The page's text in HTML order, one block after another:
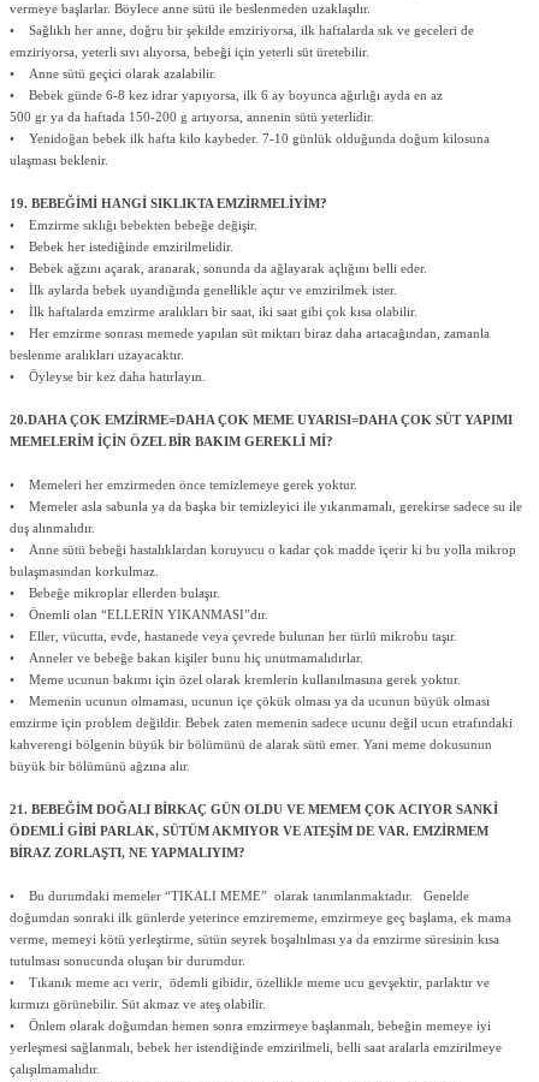
vermeye başlarlar. Böylece anne sütü ile beslenmeden uzaklaşılır.
• Sağlıklı her anne, doğru bir şekilde emziriyorsa, ilk haftalarda sık ve geceleri de
emziriyorsa, yeterli sıvı alıyorsa, bebeği için yeterli süt üretebilir.
• Anne sütü geçici olarak azalabilir.
• Bebek günde 6-8 kez idrar yapıyorsa, ilk 6 ay boyunca ağırlığı ayda en az
500 gr ya da haftada 150-200 g artıyorsa, annenin sütü yeterlidir.
• Yenidoğan bebek ilk hafta kilo kaybeder. 7-10 günlük olduğunda doğum kilosuna
ulaşması beklenir.
19. BEBEĞİMİ HANGİ SIKLIKTA EMZİRMELİYİM?
• Emzirme sıklığı bebekten bebeğe değişir.
• Bebek her istediğinde emzirilmelidir.
• Bebek ağzını açarak, aranarak, sonunda da ağlayarak açlığını belli eder.
• İlk aylarda bebek uyandığında genellikle açtır ve emzirilmek ister.
• İlk haftalarda emzirme aralıkları bir saat, iki saat gibi çok kısa olabilir.
• Her emzirme sonrası memede yapılan süt miktarı biraz daha artacağından, zamanla
beslenme aralıkları uzayacaktır.
• Öyleyse bir kez daha hatırlayın.
20.DAHA ÇOK EMZİRME=DAHA ÇOK MEME UYARISI=DAHA ÇOK SÜT YAPIMI
MEMELERİM İÇİN ÖZEL BİR BAKIM GEREKLİ Mİ?
• Memeleri her emzirmeden önce temizlemeye gerek yoktur.
• Memeler asla sabunla ya da başka bir temizleyici ile yıkanmamalı, gerekirse sadece su ile
duş alınmalıdır.
• Anne sütü bebeği hastalıklardan koruyucu o kadar çok madde içerir ki bu yolla mikrop
bulaşmasından korkulmaz.
• Bebeğe mikroplar ellerden bulaşır.
• Önemli olan “ELLERİN YIKANMASI”dır.
• Eller, vücutta, evde, hastanede veya çevrede bulunan her türlü mikrobu taşır.
• Anneler ve bebeğe bakan kişiler bunu hiç unutmamalıdırlar.
• Meme ucunun bakımı için özel olarak kremlerin kullanılmasına gerek yoktur.
• Memenin ucunun olmaması, ucunun içe çökük olması ya da ucunun büyük olması
emzirme için problem değildir. Bebek zaten memenin sadece ucunu değil ucun etrafındaki
kahverengi bölgenin büyük bir bölümünü de alarak sütü emer. Yani meme dokusunun
büyük bir bölümünü ağzına alır.
21. BEBEĞİM DOĞALI BİRKAÇ GÜN OLDU VE MEMEM ÇOK ACIYOR SANKİ
ÖDEMLİ GİBİ PARLAK, SÜTÜM AKMIYOR VE ATEŞİM DE VAR. EMZİRMEM
BİRAZ ZORLAŞTI, NE YAPMALIYIM?
• Bu durumdaki memeler “TIKALI MEME” olarak tanımlanmaktadır. Genelde
doğumdan sonraki ilk günlerde yeterince emzirememe, emzirmeye geç başlama, ek mama
verme, memeyi kötü yerleştirme, sütün seyrek boşaltılması ya da emzirme süresinin kısa
tutulması sonucunda oluşan bir durumdur.
• Tıkanık meme acı verir, ödemli gibidir, özellikle meme ucu gevşektir, parlaktır ve
kırmızı görünebilir. Süt akmaz ve ateş olabilir.
• Önlem olarak doğumdan hemen sonra emzirmeye başlanmalı, bebeğin memeye iyi
yerleşmesi sağlanmalı, bebek her istendiğinde emzirilmeli, belli saat aralarla emzirilmeye
çalışılmamalıdır.